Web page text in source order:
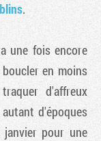
.
une fois encore
en moins
d'affreux
d'époques
pour une